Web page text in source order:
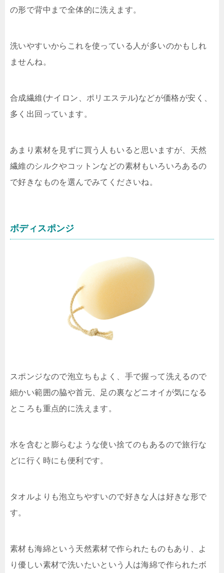
の形で背中まで全体的に洗えます。
洗いやすいからこれを使っている人が多いのかもしれ
ませんね。
合成繊維(ナイロン、ポリエステル)などが価格が安く、
多く出回っています。
あまり素材を見ずに買う人もいると思いますが、天然
繊維のシルクやコットンなどの素材もいろいろあるの
で好きなものを選んでみてくださいね。
ボディスポンジ
スポンジなので泡立ちもよく、手で握って洗えるので
細かい範囲の脇や首元、足の裏などニオイが気になる
ところも重点的に洗えます。
水を含むと膨らむような使い捨てのもあるので旅行な
どに行く時にも便利です。
タオルよりも泡立ちやすいので好きな人は好きな形で
す。
素材も海綿という天然素材で作られたものもあり、よ
り優しい素材で洗いたいという人は海綿で作られたボ